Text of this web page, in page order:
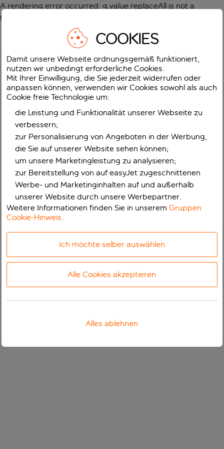
A rendering error occurred: g.value.replaceAll is not a
function
COOKIES
Damit unsere Webseite ordnungsgemäß funktioniert,
nutzen wir unbedingt erforderliche Cookies.
Mit Ihrer Einwilligung, die Sie jederzeit widerrufen oder
anpassen können, verwenden wir Cookies sowohl als auch
Cookie freie Technologie um:
die Leistung und Funktionalität unserer Webseite zu
verbessern;
zur Personalisierung von Angeboten in der Werbung,
die Sie auf unserer Website sehen können;
um unsere Marketingleistung zu analysieren;
zur Bereitstellung von auf easyJet zugeschnittenen
Werbe- und Marketinginhalten auf und außerhalb
unserer Website durch unsere Werbepartner.
Weitere Informationen finden Sie in unseremGruppen
Cookie-Hinweis.
Ich möchte selber auswählen
Alle Cookies akzeptieren
Alles ablehnen